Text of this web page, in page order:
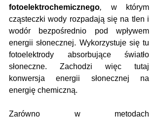
fotoelektrochemicznego, w którym
cząsteczki wody rozpadają się na tlen i
wodór bezpośrednio pod wpływem
energii słonecznej. Wykorzystuje się tu
fotoelektrody absorbujące światło
słoneczne. Zachodzi więc tutaj
konwersja energii słonecznej na
energię chemiczną.
Zarówno w metodach